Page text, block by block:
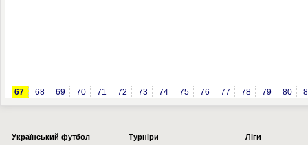
67 68 69 70 71 72 73 74 75 76 77 78 79 80
Українcький футбол
Турніри
Ліги